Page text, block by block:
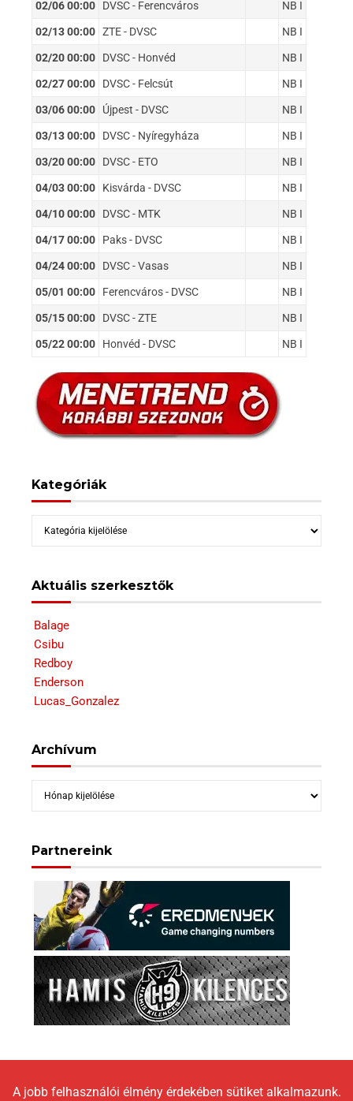
02/06 00:00 DVSC - Ferencváros NB I
02/13 00:00 ZTE - DVSC NB I
02/20 00:00 DVSC - Honvéd NB I
02/27 00:00 DVSC - Felcsút NB I
03/06 00:00 Újpest - DVSC NB I
03/13 00:00 DVSC - Nyíregyháza NB I
03/20 00:00 DVSC - ETO NB I
04/03 00:00 Kisvárda - DVSC NB I
04/10 00:00 DVSC - MTK NB I
04/17 00:00 Paks - DVSC NB I
04/24 00:00 DVSC - Vasas NB I
05/01 00:00 Ferencváros - DVSC NB I
05/15 00:00 DVSC - ZTE NB I
05/22 00:00 Honvéd - DVSC NB I
Kategóriák
Kategóriák
Aktuális szerkesztők
Balage
Csibu
Redboy
Enderson
Lucas_Gonzalez
Archívum
Archívum
Partnereink